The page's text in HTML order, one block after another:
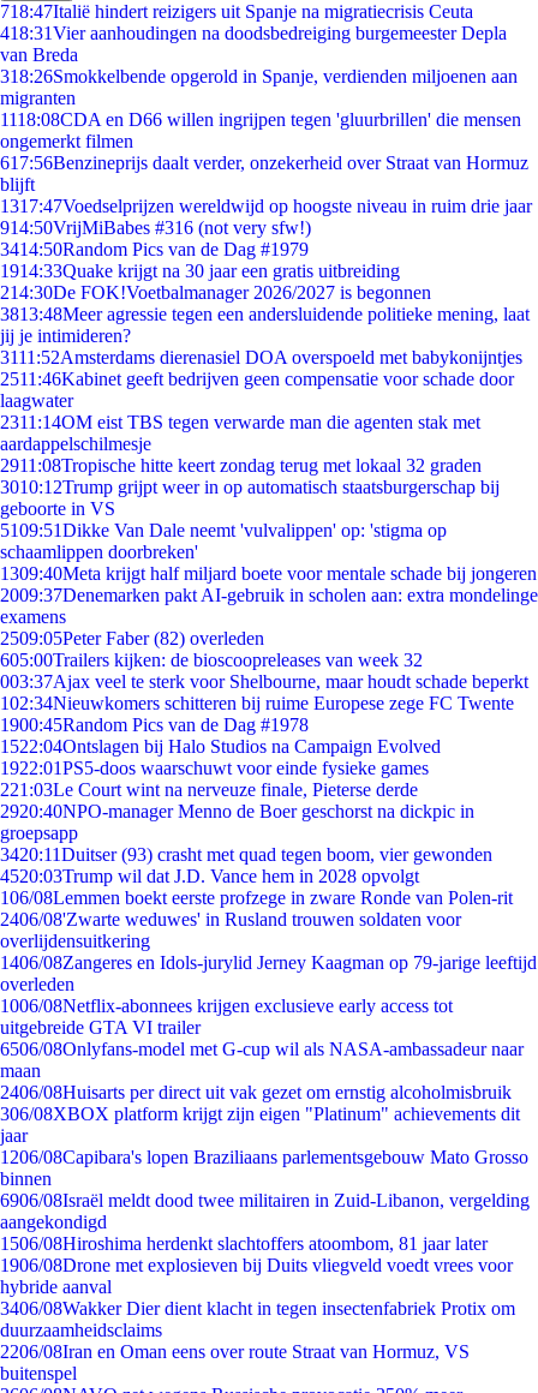
718:47Italië hindert reizigers uit Spanje na migratiecrisis Ceuta
418:31Vier aanhoudingen na doodsbedreiging burgemeester Depla
van Breda
318:26Smokkelbende opgerold in Spanje, verdienden miljoenen aan
migranten
1118:08CDA en D66 willen ingrijpen tegen 'gluurbrillen' die mensen
ongemerkt filmen
617:56Benzineprijs daalt verder, onzekerheid over Straat van Hormuz
blijft
1317:47Voedselprijzen wereldwijd op hoogste niveau in ruim drie jaar
914:50VrijMiBabes #316 (not very sfw!)
3414:50Random Pics van de Dag #1979
1914:33Quake krijgt na 30 jaar een gratis uitbreiding
214:30De FOK!Voetbalmanager 2026/2027 is begonnen
3813:48Meer agressie tegen een andersluidende politieke mening, laat
jij je intimideren?
3111:52Amsterdams dierenasiel DOA overspoeld met babykonijntjes
2511:46Kabinet geeft bedrijven geen compensatie voor schade door
laagwater
2311:14OM eist TBS tegen verwarde man die agenten stak met
aardappelschilmesje
2911:08Tropische hitte keert zondag terug met lokaal 32 graden
3010:12Trump grijpt weer in op automatisch staatsburgerschap bij
geboorte in VS
5109:51Dikke Van Dale neemt 'vulvalippen' op: 'stigma op
schaamlippen doorbreken'
1309:40Meta krijgt half miljard boete voor mentale schade bij jongeren
2009:37Denemarken pakt AI-gebruik in scholen aan: extra mondelinge
examens
2509:05Peter Faber (82) overleden
605:00Trailers kijken: de bioscoopreleases van week 32
003:37Ajax veel te sterk voor Shelbourne, maar houdt schade beperkt
102:34Nieuwkomers schitteren bij ruime Europese zege FC Twente
1900:45Random Pics van de Dag #1978
1522:04Ontslagen bij Halo Studios na Campaign Evolved
1922:01PS5-doos waarschuwt voor einde fysieke games
221:03Le Court wint na nerveuze finale, Pieterse derde
2920:40NPO-manager Menno de Boer geschorst na dickpic in
groepsapp
3420:11Duitser (93) crasht met quad tegen boom, vier gewonden
4520:03Trump wil dat J.D. Vance hem in 2028 opvolgt
106/08Lemmen boekt eerste profzege in zware Ronde van Polen-rit
2406/08'Zwarte weduwes' in Rusland trouwen soldaten voor
overlijdensuitkering
1406/08Zangeres en Idols-jurylid Jerney Kaagman op 79-jarige leeftijd
overleden
1006/08Netflix-abonnees krijgen exclusieve early access tot
uitgebreide GTA VI trailer
6506/08Onlyfans-model met G-cup wil als NASA-ambassadeur naar
maan
2406/08Huisarts per direct uit vak gezet om ernstig alcoholmisbruik
306/08XBOX platform krijgt zijn eigen "Platinum" achievements dit
jaar
1206/08Capibara's lopen Braziliaans parlementsgebouw Mato Grosso
binnen
6906/08Israël meldt dood twee militairen in Zuid-Libanon, vergelding
aangekondigd
1506/08Hiroshima herdenkt slachtoffers atoombom, 81 jaar later
1906/08Drone met explosieven bij Duits vliegveld voedt vrees voor
hybride aanval
3406/08Wakker Dier dient klacht in tegen insectenfabriek Protix om
duurzaamheidsclaims
2206/08Iran en Oman eens over route Straat van Hormuz, VS
buitenspel